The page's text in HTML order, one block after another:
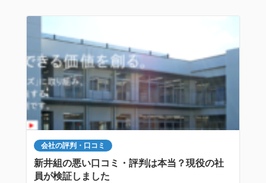
会社の評判・口コミ
新井組の悪い口コミ・評判は本当？現役の社
員が検証しました